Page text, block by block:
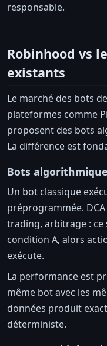
responsable.
Robinhood vs
existants
Le marché des bots
plateformes comme
proposent des bots
La différence est
Bots
Un bot classique
préprogrammée.
trading, arbitrage : ce
condition A, alors
exécute.
La performance est
même bot avec les
données produit
déterministe.